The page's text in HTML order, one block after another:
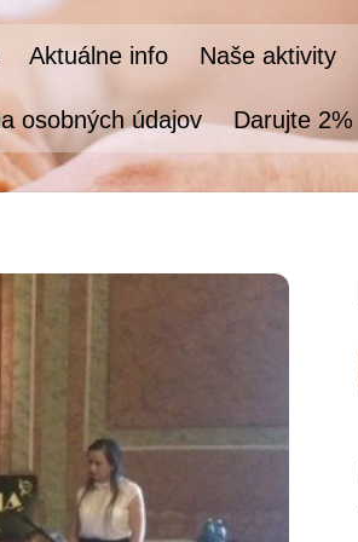
Aktuálne info Naše aktivity
osobných údajov Darujte 2%